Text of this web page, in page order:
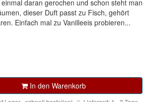
daran gerochen und schon steht man
dieser Duft passt zu Fisch, gehört
Einfach mal zu Vanilleeis probieren...
In den Warenkorb